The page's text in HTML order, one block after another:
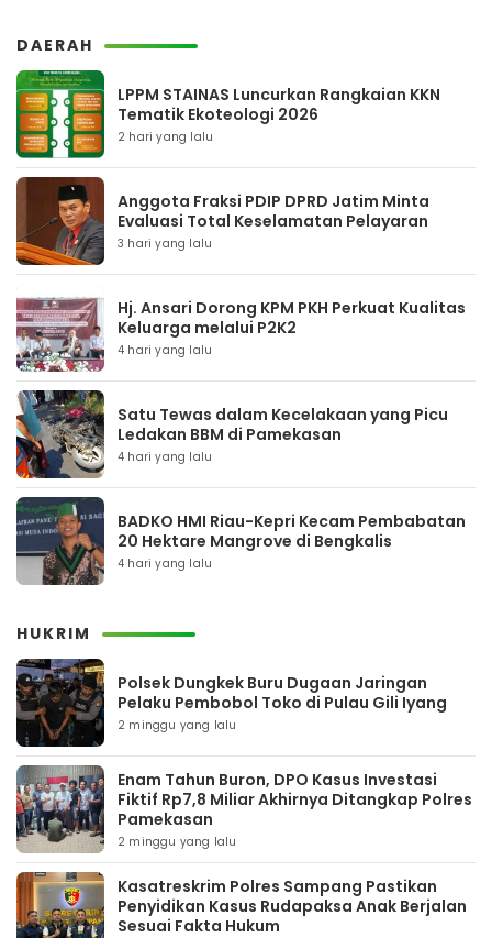
DAERAH
LPPM STAINAS Luncurkan Rangkaian KKN
Tematik Ekoteologi 2026
2 hari yang lalu
Anggota Fraksi PDIP DPRD Jatim Minta
Evaluasi Total Keselamatan Pelayaran
3 hari yang lalu
Hj. Ansari Dorong KPM PKH Perkuat Kualitas
Keluarga melalui P2K2
4 hari yang lalu
Satu Tewas dalam Kecelakaan yang Picu
Ledakan BBM di Pamekasan
4 hari yang lalu
BADKO HMI Riau-Kepri Kecam Pembabatan
20 Hektare Mangrove di Bengkalis
4 hari yang lalu
HUKRIM
Polsek Dungkek Buru Dugaan Jaringan
Pelaku Pembobol Toko di Pulau Gili Iyang
2 minggu yang lalu
Enam Tahun Buron, DPO Kasus Investasi
Fiktif Rp7,8 Miliar Akhirnya Ditangkap Polres
Pamekasan
2 minggu yang lalu
Kasatreskrim Polres Sampang Pastikan
Penyidikan Kasus Rudapaksa Anak Berjalan
Sesuai Fakta Hukum